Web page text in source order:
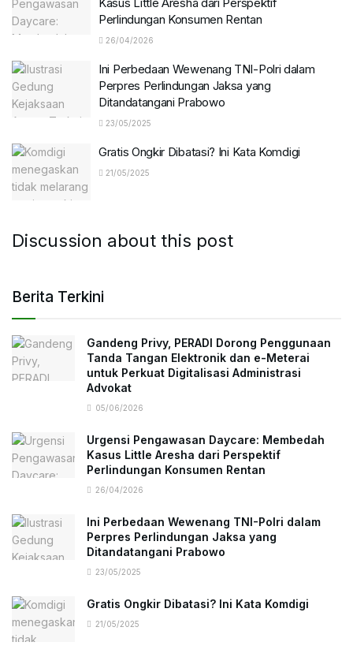
Perlindungan Konsumen Rentan
26/04/2026
Ini Perbedaan Wewenang TNI-Polri dalam
Perpres Perlindungan Jaksa yang
Ditandatangani Prabowo
23/05/2025
Gratis Ongkir Dibatasi? Ini Kata Komdigi
21/05/2025
Discussion about this post
Berita Terkini
Gandeng Privy, PERADI Dorong Penggunaan
Tanda Tangan Elektronik dan e-Meterai
untuk Perkuat Digitalisasi Administrasi
Advokat
05/06/2026
Urgensi Pengawasan Daycare: Membedah
Kasus Little Aresha dari Perspektif
Perlindungan Konsumen Rentan
26/04/2026
Ini Perbedaan Wewenang TNI-Polri dalam
Perpres Perlindungan Jaksa yang
Ditandatangani Prabowo
23/05/2025
Gratis Ongkir Dibatasi? Ini Kata Komdigi
21/05/2025